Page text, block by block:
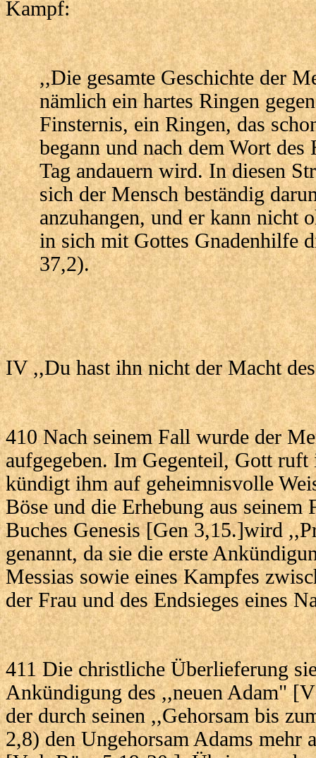
Kampf:
,,Die gesamte Geschichte der
nämlich ein hartes Ringen
Finsternis, ein Ringen, das
begann und nach dem Wort
Tag andauern wird. In diesen
sich der Mensch beständig
anzuhangen, und er kann nicht
in sich mit Gottes Gnadenhilfe
37,2).
IV ,,Du hast ihn nicht der Macht
410 Nach seinem Fall wurde der
aufgegeben. Im Gegenteil, Gott
kündigt ihm auf geheimnisvolle
Böse und die Erhebung aus seinem
Buches Genesis [Gen 3,15.]wird
genannt, da sie die erste
Messias sowie eines Kampfes
der Frau und des Endsieges eines
411 Die christliche Überlieferung
Ankündigung des ,,neuen Adam"
der durch seinen ,,Gehorsam bis
2,8) den Ungehorsam Adams mehr